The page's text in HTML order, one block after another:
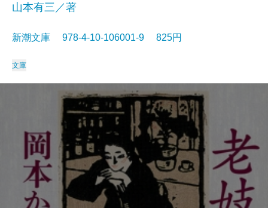
山本有三／著
新潮文庫 978-4-10-106001-9 825円
文庫